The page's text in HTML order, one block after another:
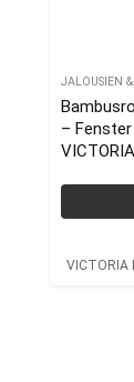
JALOUSIEN
–
VICTORIA